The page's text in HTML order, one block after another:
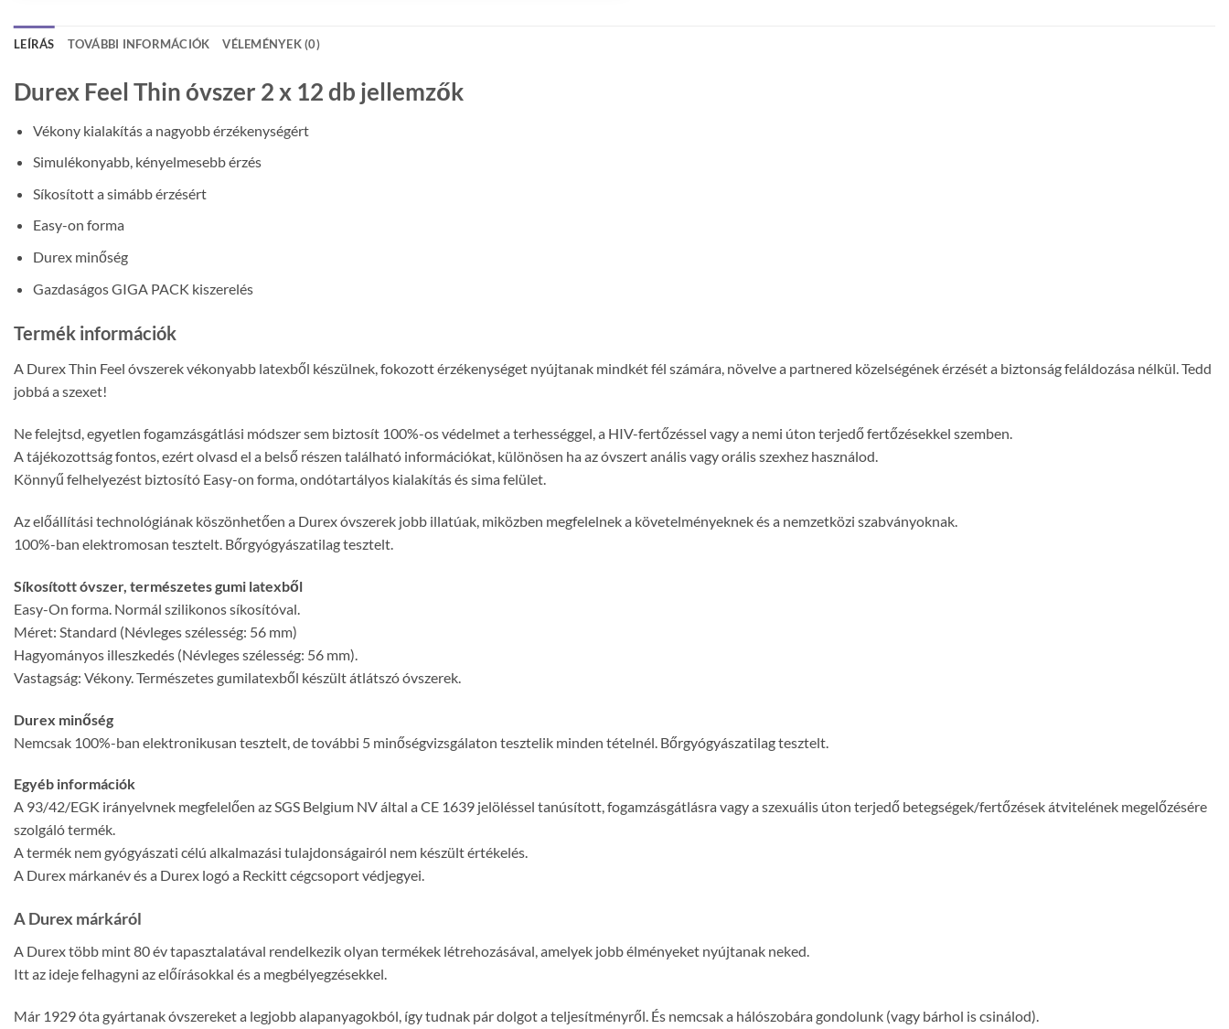
LEÍRÁS TOVÁBBI INFORMÁCIÓK VÉLEMÉNYEK (0)
Durex Feel Thin óvszer 2 x 12 db jellemzők
Vékony kialakítás a nagyobb érzékenységért
Simulékonyabb, kényelmesebb érzés
Síkosított a simább érzésért
Easy-on forma
Durex minőség
Gazdaságos GIGA PACK kiszerelés
Termék információk
A Durex Thin Feel óvszerek vékonyabb latexből készülnek, fokozott érzékenységet nyújtanak mindkét fél számára, növelve a partnered közelségének érzését a biztonság feláldozása nélkül. Tedd
jobbá a szexet!
Ne felejtsd, egyetlen fogamzásgátlási módszer sem biztosít 100%-os védelmet a terhességgel, a HIV-fertőzéssel vagy a nemi úton terjedő fertőzésekkel szemben.
A tájékozottság fontos, ezért olvasd el a belső részen található információkat, különösen ha az óvszert anális vagy orális szexhez használod.
Könnyű felhelyezést biztosító Easy-on forma, ondótartályos kialakítás és sima felület.
Az előállítási technológiának köszönhetően a Durex óvszerek jobb illatúak, miközben megfelelnek a követelményeknek és a nemzetközi szabványoknak.
100%-ban elektromosan tesztelt. Bőrgyógyászatilag tesztelt.
Síkosított óvszer, természetes gumi latexből
Easy-On forma. Normál szilikonos síkosítóval.
Méret: Standard (Névleges szélesség: 56 mm)
Hagyományos illeszkedés (Névleges szélesség: 56 mm).
Vastagság: Vékony. Természetes gumilatexből készült átlátszó óvszerek.
Durex minőség
Nemcsak 100%-ban elektronikusan tesztelt, de további 5 minőségvizsgálaton tesztelik minden tételnél. Bőrgyógyászatilag tesztelt.
Egyéb információk
A 93/42/EGK irányelvnek megfelelően az SGS Belgium NV által a CE 1639 jelöléssel tanúsított, fogamzásgátlásra vagy a szexuális úton terjedő betegségek/fertőzések átvitelének megelőzésére
szolgáló termék.
A termék nem gyógyászati célú alkalmazási tulajdonságairól nem készült értékelés.
A Durex márkanév és a Durex logó a Reckitt cégcsoport védjegyei.
A Durex márkáról
A Durex több mint 80 év tapasztalatával rendelkezik olyan termékek létrehozásával, amelyek jobb élményeket nyújtanak neked.
Itt az ideje felhagyni az előírásokkal és a megbélyegzésekkel.
Már 1929 óta gyártanak óvszereket a legjobb alapanyagokból, így tudnak pár dolgot a teljesítményről. És nemcsak a hálószobára gondolunk (vagy bárhol is csinálod).